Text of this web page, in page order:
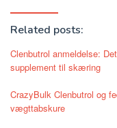
Related posts:
Clenbutrol anmeldelse:
supplement til skæring
CrazyBulk Clenbutrol og
vægttabskure